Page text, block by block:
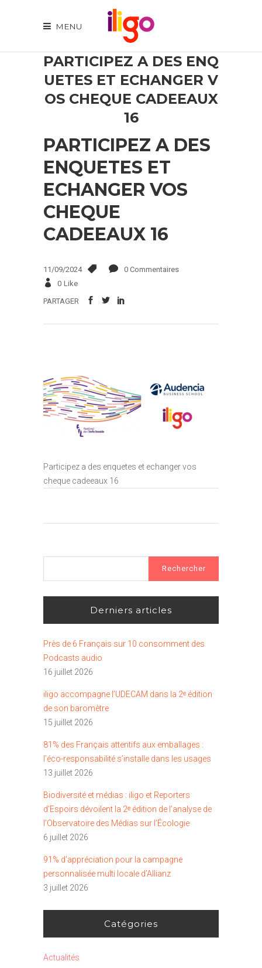
MENU
PARTICIPEZ A DES ENQ
UETES ET ECHANGER V
OS CHEQUE CADEEAUX
16
PARTICIPEZ A DES
ENQUETES ET
ECHANGER VOS
CHEQUE
CADEEAUX 16
11/09/2024
0 Commentaires
0 Like
PARTAGER
Participez a des enquetes et echanger vos
cheque cadeeaux 16
Derniers articles
Près de 6 Français sur 10 consomment des
Podcasts audio
16 juillet 2026
iligo accompagne l’UDECAM dans la 2ᵉ édition
de son baromètre
15 juillet 2026
81% des Français attentifs aux emballages :
l’éco-responsabilité s’installe dans les usages
13 juillet 2026
Biodiversité et médias : iligo et Reporters
d’Espoirs dévoilent la 2ᵉ édition de l’analyse de
l’Observatoire des Médias sur l’Écologie
6 juillet 2026
91% d’appréciation pour la campagne
personnalisée multi locale d’Allianz
3 juillet 2026
Catégories
Actualités